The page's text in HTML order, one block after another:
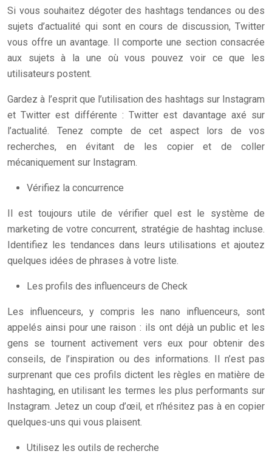
Si vous souhaitez dégoter des hashtags tendances ou des
sujets d’actualité qui sont en cours de discussion, Twitter
vous offre un avantage. Il comporte une section consacrée
aux sujets à la une où vous pouvez voir ce que les
utilisateurs postent.
Gardez à l’esprit que l’utilisation des hashtags sur Instagram
et Twitter est différente : Twitter est davantage axé sur
l’actualité. Tenez compte de cet aspect lors de vos
recherches, en évitant de les copier et de coller
mécaniquement sur Instagram.
Vérifiez la concurrence
Il est toujours utile de vérifier quel est le système de
marketing de votre concurrent, stratégie de hashtag incluse.
Identifiez les tendances dans leurs utilisations et ajoutez
quelques idées de phrases à votre liste.
Les profils des influenceurs de Check
Les influenceurs, y compris les nano influenceurs, sont
appelés ainsi pour une raison : ils ont déjà un public et les
gens se tournent activement vers eux pour obtenir des
conseils, de l’inspiration ou des informations. Il n’est pas
surprenant que ces profils dictent les règles en matière de
hashtaging, en utilisant les termes les plus performants sur
Instagram. Jetez un coup d’œil, et n’hésitez pas à en copier
quelques-uns qui vous plaisent.
Utilisez les outils de recherche